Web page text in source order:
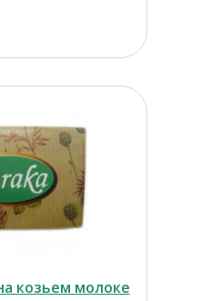
козьем молоке